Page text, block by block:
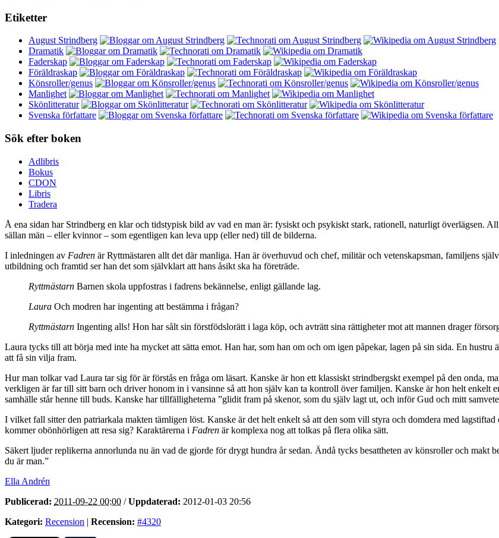
Etiketter
August Strindberg
Dramatik
Faderskap
Föräldraskap
Könsroller/genus
Manlighet
Skönlitteratur
Svenska författare
Sök efter boken
Adlibris
Bokus
CDON
Libris
Tradera
Å ena sidan har Strindberg en klar och tidstypisk bild av vad en man är: fysiskt och psykiskt stark, rationell, naturligt överlägsen.
sällan män – eller kvinnor – som egentligen kan leva upp (eller ned) till de bilderna.
I inledningen av Fadren är Ryttmästaren allt det där manliga. Han är överhuvud och chef, militär och vetenskapsman, familjens
utbildning och framtid ser han det som självklart att hans åsikt ska ha företräde.
Ryttmästarn Barnen skola uppfostras i fadrens bekännelse, enligt gällande lag.
Laura Och modren har ingenting att bestämma i frågan?
Ryttmästarn Ingenting alls! Hon har sålt sin förstfödslorätt i laga köp, och avträtt sina rättigheter mot att mannen drager
Laura tycks till att börja med inte ha mycket att sätta emot. Han har, som han om och om igen påpekar, lagen på sin sida. En
att få sin vilja fram.
Hur man tolkar vad Laura tar sig för är förstås en fråga om läsart. Kanske är hon ett klassiskt strindbergskt exempel på den onda,
verkligen är far till sitt barn och driver honom in i vansinne så att hon själv kan ta kontroll över familjen. Kanske är hon helt enkelt
samhälle står henne till buds. Kanske har tillfälligheterna ”glidit fram på skenor, som du själv lagt ut, och inför Gud och mitt
I vilket fall sitter den patriarkala makten tämligen löst. Kanske är det helt enkelt så att den som vill styra och domdera med
kommer obönhörligen att resa sig? Karaktärerna i Fadren är komplexa nog att tolkas på flera olika sätt.
Säkert ljuder replikerna annorlunda nu än vad de gjorde för drygt hundra år sedan. Ändå tycks besattheten av könsroller och makt
du är man.”
Ella Andrén
Publicerad: 2011-09-22 00:00 /Uppdaterad: 2012-01-03 20:56
Kategori: Recension | Recension: #4320